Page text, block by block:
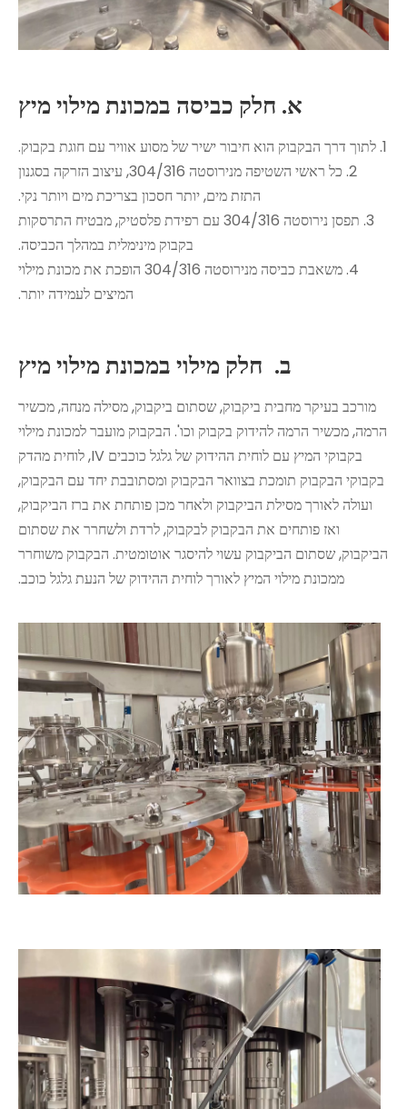
א. חלק כביסה במכונת מילוי מיץ
1. לתוך דרך הבקבוק הוא חיבור ישיר של מסוע אוויר עם חוגת בקבוק.
2. כל ראשי השטיפה מנירוסטה 304/316, עיצוב הזרקה בסגנון
התזת מים, יותר חסכון בצריכת מים ויותר נקי.
3. תפסן נירוסטה 304/316 עם רפידת פלסטיק, מבטיח התרסקות
בקבוק מינימלית במהלך הכביסה.
4. משאבת כביסה מנירוסטה 304/316 הופכת את מכונת מילוי
המיצים לעמידה יותר.
ב. חלק מילוי במכונת מילוי מיץ
מורכב בעיקר מחבית ביקבוק, שסתום ביקבוק, מסילה מנחה, מכשיר
הרמה, מכשיר הרמה להידוק בקבוק וכו'. הבקבוק מועבר למכונת מילוי
בקבוקי המיץ עם לוחית ההידוק של גלגל כוכבים IV, לוחית מהדק
בקבוקי הבקבוק תומכת בצוואר הבקבוק ומסתובבת יחד עם הבקבוק,
ועולה לאורך מסילת הביקבוק ולאחר מכן פותחת את ברז הביקבוק,
ואז פותחים את הבקבוק לבקבוק, לרדת ולשחרר את שסתום
הביקבוק, שסתום הביקבוק עשוי להיסגר אוטומטית. הבקבוק משוחרר
ממכונת מילוי המיץ לאורך לוחית ההידוק של הנעת גלגל כוכב.